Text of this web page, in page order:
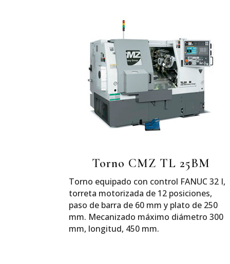
Torno CMZ TL 25BM
Torno equipado con control FANUC 32 I,
torreta motorizada de 12 posiciones,
paso de barra de 60 mm y plato de 250
mm. Mecanizado máximo diámetro 300
mm, longitud, 450 mm.